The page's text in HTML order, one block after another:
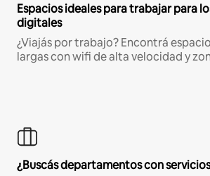
Espacios ideales para trabajar para
digitales
¿Viajás por trabajo? Encontrá
largas con wifi de alta velocidad y
¿Buscás departamentos con